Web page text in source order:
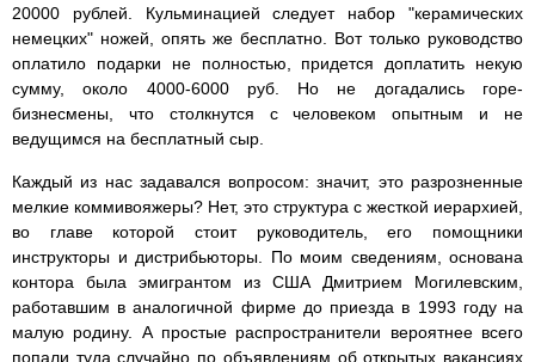
20000 рублей. Кульминацией следует набор "керамических
немецких" ножей, опять же бесплатно. Вот только руководство
оплатило подарки не полностью, придется доплатить некую
сумму, около 4000-6000 руб. Но не догадались горе-
бизнесмены, что столкнутся с человеком опытным и не
ведущимся на бесплатный сыр.
Каждый из нас задавался вопросом: значит, это разрозненные
мелкие коммивояжеры? Нет, это структура с жесткой иерархией,
во главе которой стоит руководитель, его помощники
инструкторы и дистрибьюторы. По моим сведениям, основана
контора была эмигрантом из США Дмитрием Могилевским,
работавшим в аналогичной фирме до приезда в 1993 году на
малую родину. А простые распространители вероятнее всего
попали туда случайно по объявлениям об открытых вакансиях